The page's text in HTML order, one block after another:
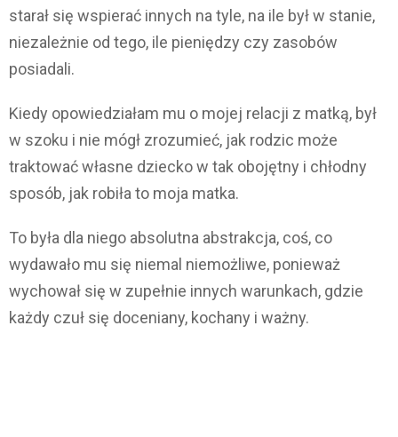
starał się wspierać innych na tyle, na ile był w stanie,
niezależnie od tego, ile pieniędzy czy zasobów
posiadali.
Kiedy opowiedziałam mu o mojej relacji z matką, był
w szoku i nie mógł zrozumieć, jak rodzic może
traktować własne dziecko w tak obojętny i chłodny
sposób, jak robiła to moja matka.
To była dla niego absolutna abstrakcja, coś, co
wydawało mu się niemal niemożliwe, ponieważ
wychował się w zupełnie innych warunkach, gdzie
każdy czuł się doceniany, kochany i ważny.